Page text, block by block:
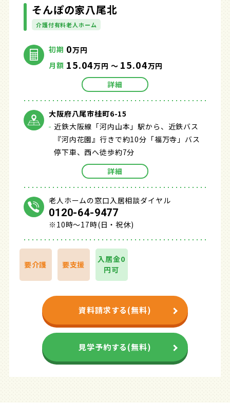
そんぽの家八尾北
介護付有料老人ホーム
初期 0万円
月額 15.04万円 ～ 15.04万円
詳細
大阪府八尾市桂町6-15
近鉄大阪線「河内山本」駅から、近鉄バス
『河内花園』行きで約10分「福万寺」バス
停下車、西へ徒歩約7分
詳細
老人ホームの窓口入居相談ダイヤル
0120-64-9477
※10時～17時(日・祝休)
要介護 要支援
入居金0
円可
資料請求する(無料)
見学予約する(無料)